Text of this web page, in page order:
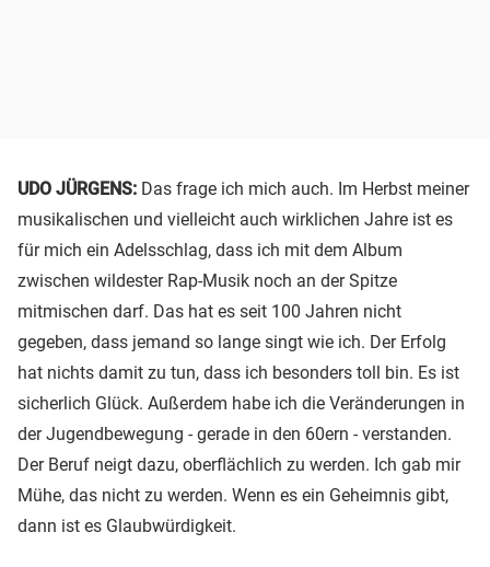
UDO JÜRGENS: Das frage ich mich auch. Im Herbst meiner
musikalischen und vielleicht auch wirklichen Jahre ist es
für mich ein Adelsschlag, dass ich mit dem Album
zwischen wildester Rap-Musik noch an der Spitze
mitmischen darf. Das hat es seit 100 Jahren nicht
gegeben, dass jemand so lange singt wie ich. Der Erfolg
hat nichts damit zu tun, dass ich besonders toll bin. Es ist
sicherlich Glück. Außerdem habe ich die Veränderungen in
der Jugendbewegung - gerade in den 60ern - verstanden.
Der Beruf neigt dazu, oberflächlich zu werden. Ich gab mir
Mühe, das nicht zu werden. Wenn es ein Geheimnis gibt,
dann ist es Glaubwürdigkeit.